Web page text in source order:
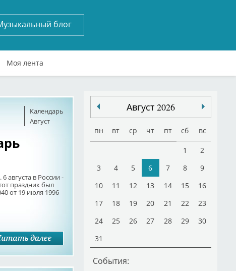
блог
Моя лента
Календарь
Август
августа в России -
праздник был
от 19 июля 1996
Август 2026
пн вт ср чт пт сб вс
1
2
3
4 5 6 7 8
9
10
11 12 13 14 15
16
17
18 19 20 21 22
23
24
25 26 27 28 29
30
31
События: